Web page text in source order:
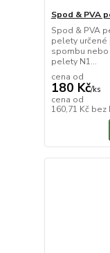
Spod & PVA
Spod & PVA
pelety určené
spombu nebo
pelety N1...
cena od
180 Kč/ks
cena od
160,71 Kč bez